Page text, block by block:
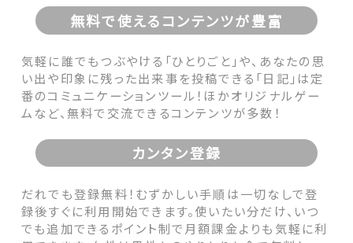
無料で使えるコンテンツが豊富
気軽に誰でもつぶやける「ひとりごと」や、あなたの思
い出や印象に残った出来事を投稿できる「日記」は定
番のコミュニケーションツール！ほかオリジナルゲー
ムなど、無料で交流できるコンテンツが多数！
カンタン登録
だれでも登録無料！むずかしい手順は一切なしで登
録後すぐに利用開始できます。使いたい分だけ、いつ
でも追加できるポイント制で月額課金よりも気軽に利